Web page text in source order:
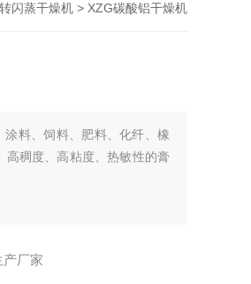
闪蒸干燥机 > XZG碳酸铝干燥机
料、饲料、肥料、化纤、橡
高稠度、高粘度、热敏性的膏
产厂家